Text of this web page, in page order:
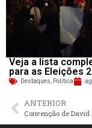
Veja a lista
para as Eleições
Destaques, Política
ANTERIOR